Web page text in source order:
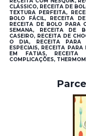
CLÁSSICO, RECEITA DE
TEXTURA PERFEITA,
BOLO FÁCIL, RECEITA
RECEITA DE BOLO PARA
SEMANA, RECEITA DE
CASEIRO, RECEITA DE
O DIA, RECEITA PARA
ESPECIAIS, RECEITA
EM FATIAS, RECEITA
COMPLICAÇÕES,